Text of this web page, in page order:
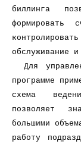
биллинга
формировать
обслуживание
Для
программе
схема
позволяет
большими
работу